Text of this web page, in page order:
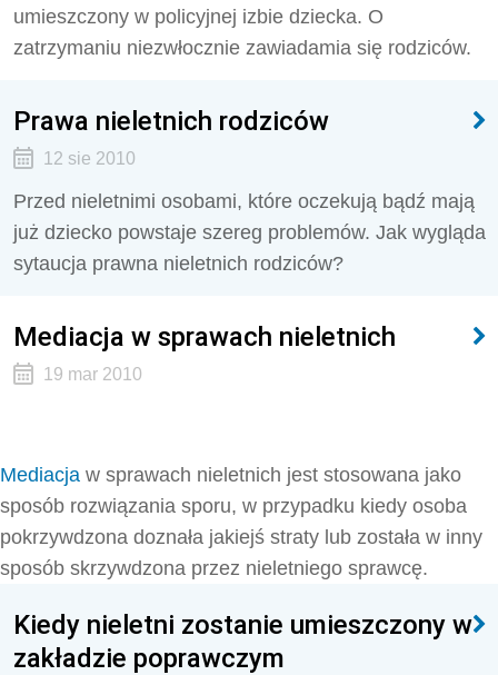
umieszczony w policyjnej izbie dziecka. O
zatrzymaniu niezwłocznie zawiadamia się rodziców.
Prawa nieletnich rodziców
12 sie 2010
Przed nieletnimi osobami, które oczekują bądź mają
już dziecko powstaje szereg problemów. Jak wygląda
sytaucja prawna nieletnich rodziców?
Mediacja w sprawach nieletnich
19 mar 2010
Mediacja w sprawach nieletnich jest stosowana jako
sposób rozwiązania sporu, w przypadku kiedy osoba
pokrzywdzona doznała jakiejś straty lub została w inny
sposób skrzywdzona przez nieletniego sprawcę.
Kiedy nieletni zostanie umieszczony w
zakładzie poprawczym